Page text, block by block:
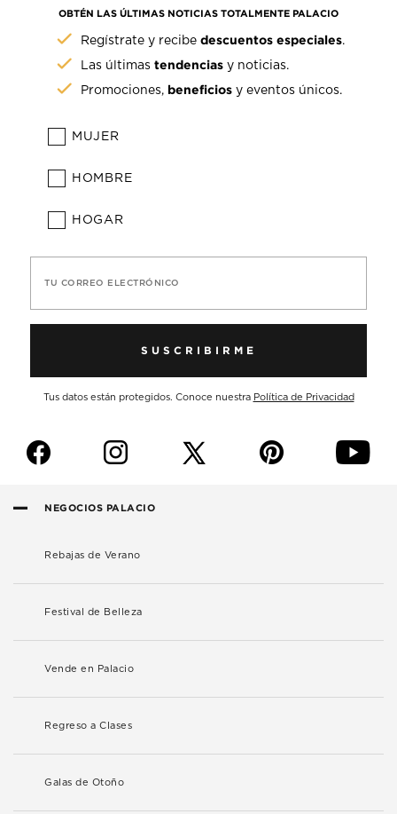
OBTÉN LAS ÚLTIMAS NOTICIAS TOTALMENTE PALACIO
Regístrate y recibedescuentos especiales.
Las últimastendencias y noticias.
Promociones, beneficios y eventos únicos.
MUJER
HOMBRE
HOGAR
TU CORREO ELECTRÓNICO
SUSCRIBIRME
Tus datos están protegidos. Conoce nuestra Política de Privacidad
f i p y
NEGOCIOS PALACIO
Rebajas de Verano
Festival de Belleza
Vende en Palacio
Regreso a Clases
Galas de Otoño